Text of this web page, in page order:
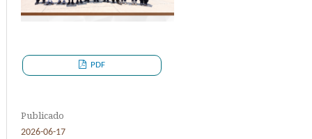
PDF
Publicado
2026-06-17